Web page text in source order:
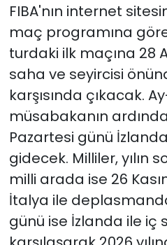
FIBA'nın internet
maç programına
turdaki ilk maçına 28
saha ve seyircisi
karşısında çıkacak.
müsabakanın
Pazartesi günü
gidecek. Milliler, yılın
milli arada ise 26
İtalya ile
günü ise İzlanda ile iç